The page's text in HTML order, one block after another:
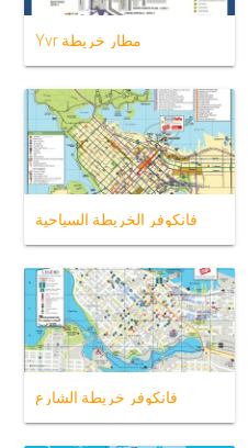
Yvr مطار خريطة
فانكوفر الخريطة السياحية
فانكوفر خريطة الشارع